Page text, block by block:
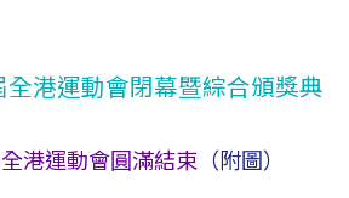
全港運動會閉幕暨綜合頒獎典
港運動會圓滿結束 （附圖）